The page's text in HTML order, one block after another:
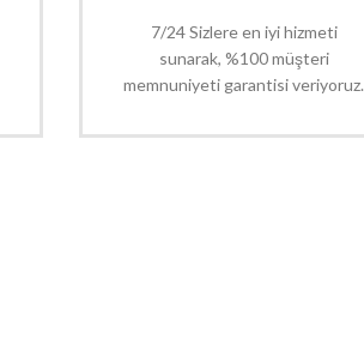
7/24 Sizlere en iyi hizmeti
sunarak, %100 müşteri
memnuniyeti garantisi veriyoruz.